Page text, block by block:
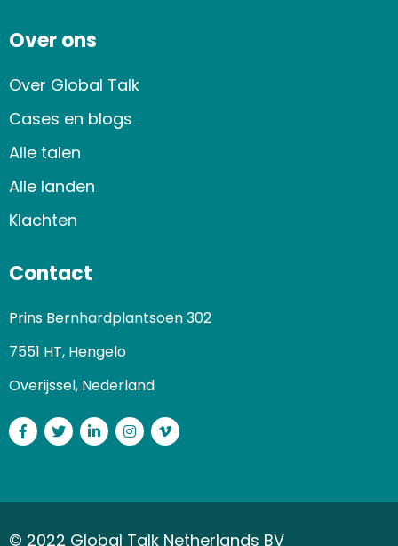
Over ons
Over Global Talk
Cases en blogs
Alle talen
Alle landen
Klachten
Contact
Prins Bernhardplantsoen 302
7551 HT, Hengelo
Overijssel, Nederland
Facebook
TwitterLinkedInInstagram
Vimeo
© 2022 Global Talk Netherlands BV